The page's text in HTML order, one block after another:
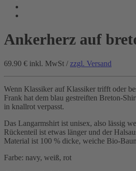
Ankerherz auf
69.90 € inkl. MwSt / zzgl. Versand
Wenn Klassiker auf Klassiker trifft oder
Frank hat dem blau gestreiften Breton-
in knallrot verpasst.
Das Langarmshirt ist unisex, also lässig
Rückenteil ist etwas länger und der
Material ist 100 % dicke, weiche Bio-
Farbe: navy, weiß, rot